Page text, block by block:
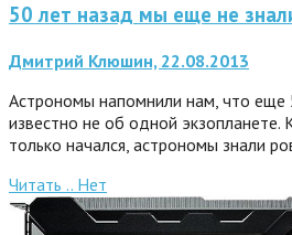
50 лет назад мы еще не
Дмитрий Клюшин, 22.08.2013
Астрономы напомнили нам, что еще
известно не об одной экзопланете.
только начался, астрономы знали
Читать .. Нет